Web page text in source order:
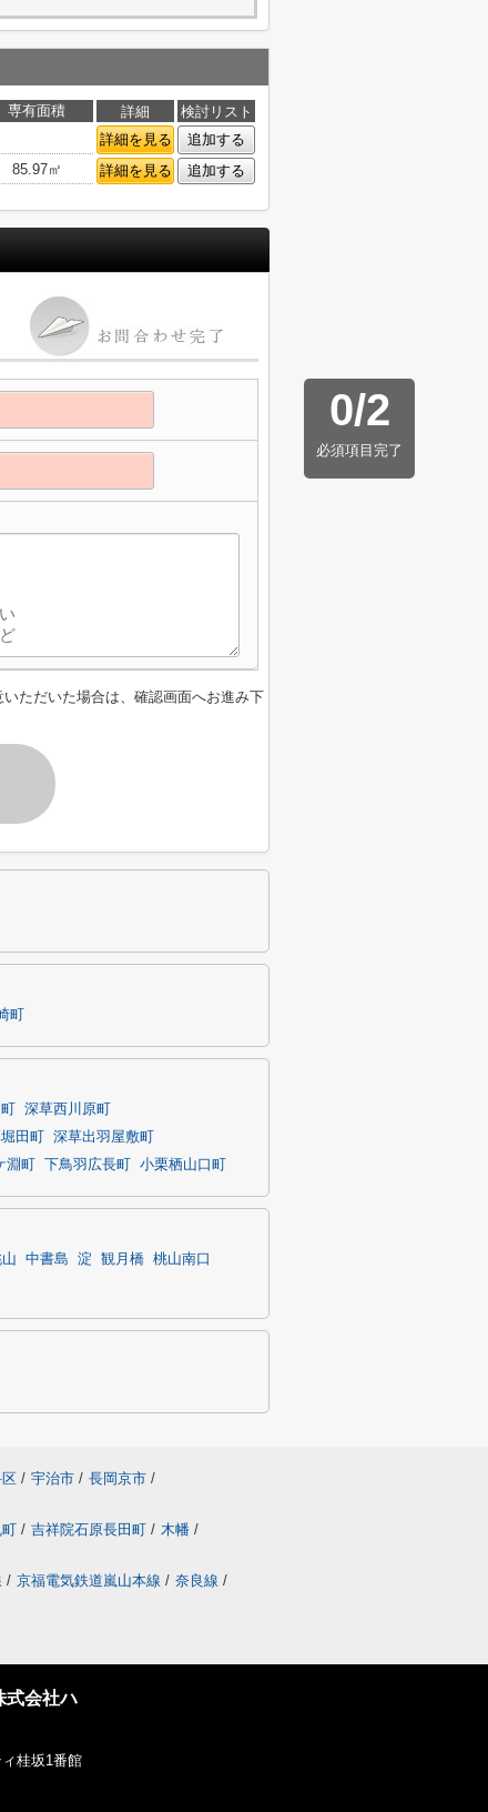
専有面積 詳細 検討リスト
詳細を見る
追加する
85.97㎡ 詳細を見る 追加する
0/2
必須項目完了
ただいた場合は、確認画面へお進み下
町
深草西川原町
田町
深草出羽屋敷町
町 下鳥羽広長町 小栗栖山口町
中書島 淀 観月橋 桃山南口
/ 宇治市 / 長岡京市 /
/ 吉祥院石原長田町 / 木幡 /
/ 京福電気鉄道嵐山本線 / 奈良線 /
式会社ハ
桂坂1番館